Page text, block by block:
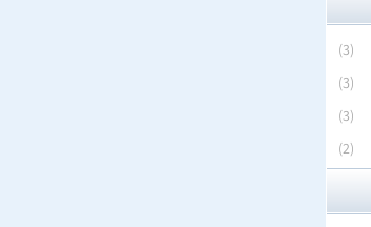
(
3
)
(
3
)
(
3
)
(
2
)